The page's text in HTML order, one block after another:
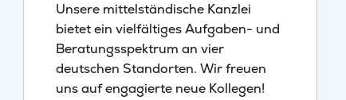
Unsere mittelständische Kanzlei
bietet ein vielfältiges Aufgaben- und
Beratungsspektrum an vier
deutschen Standorten. Wir freuen
uns auf engagierte neue Kollegen!